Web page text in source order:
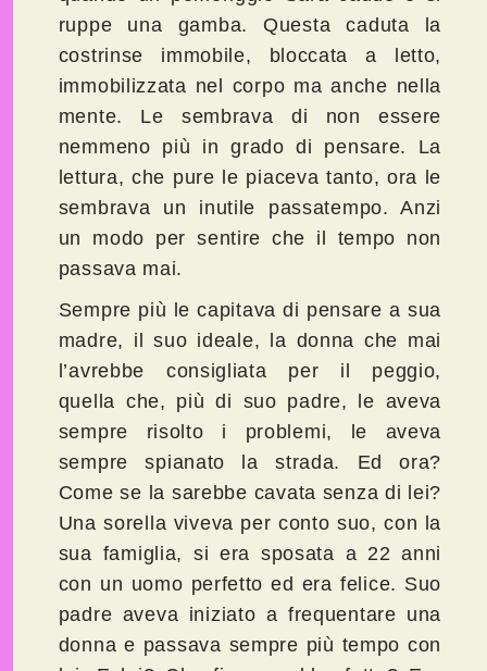
ruppe una gamba. Questa caduta la
costrinse immobile, bloccata a letto,
immobilizzata nel corpo ma anche nella
mente. Le sembrava di non essere
nemmeno più in grado di pensare. La
lettura, che pure le piaceva tanto, ora le
sembrava un inutile passatempo. Anzi
un modo per sentire che il tempo non
passava mai.
Sempre più le capitava di pensare a sua
madre, il suo ideale, la donna che mai
l’avrebbe consigliata per il peggio,
quella che, più di suo padre, le aveva
sempre risolto i problemi, le aveva
sempre spianato la strada. Ed ora?
Come se la sarebbe cavata senza di lei?
Una sorella viveva per conto suo, con la
sua famiglia, si era sposata a 22 anni
con un uomo perfetto ed era felice. Suo
padre aveva iniziato a frequentare una
donna e passava sempre più tempo con